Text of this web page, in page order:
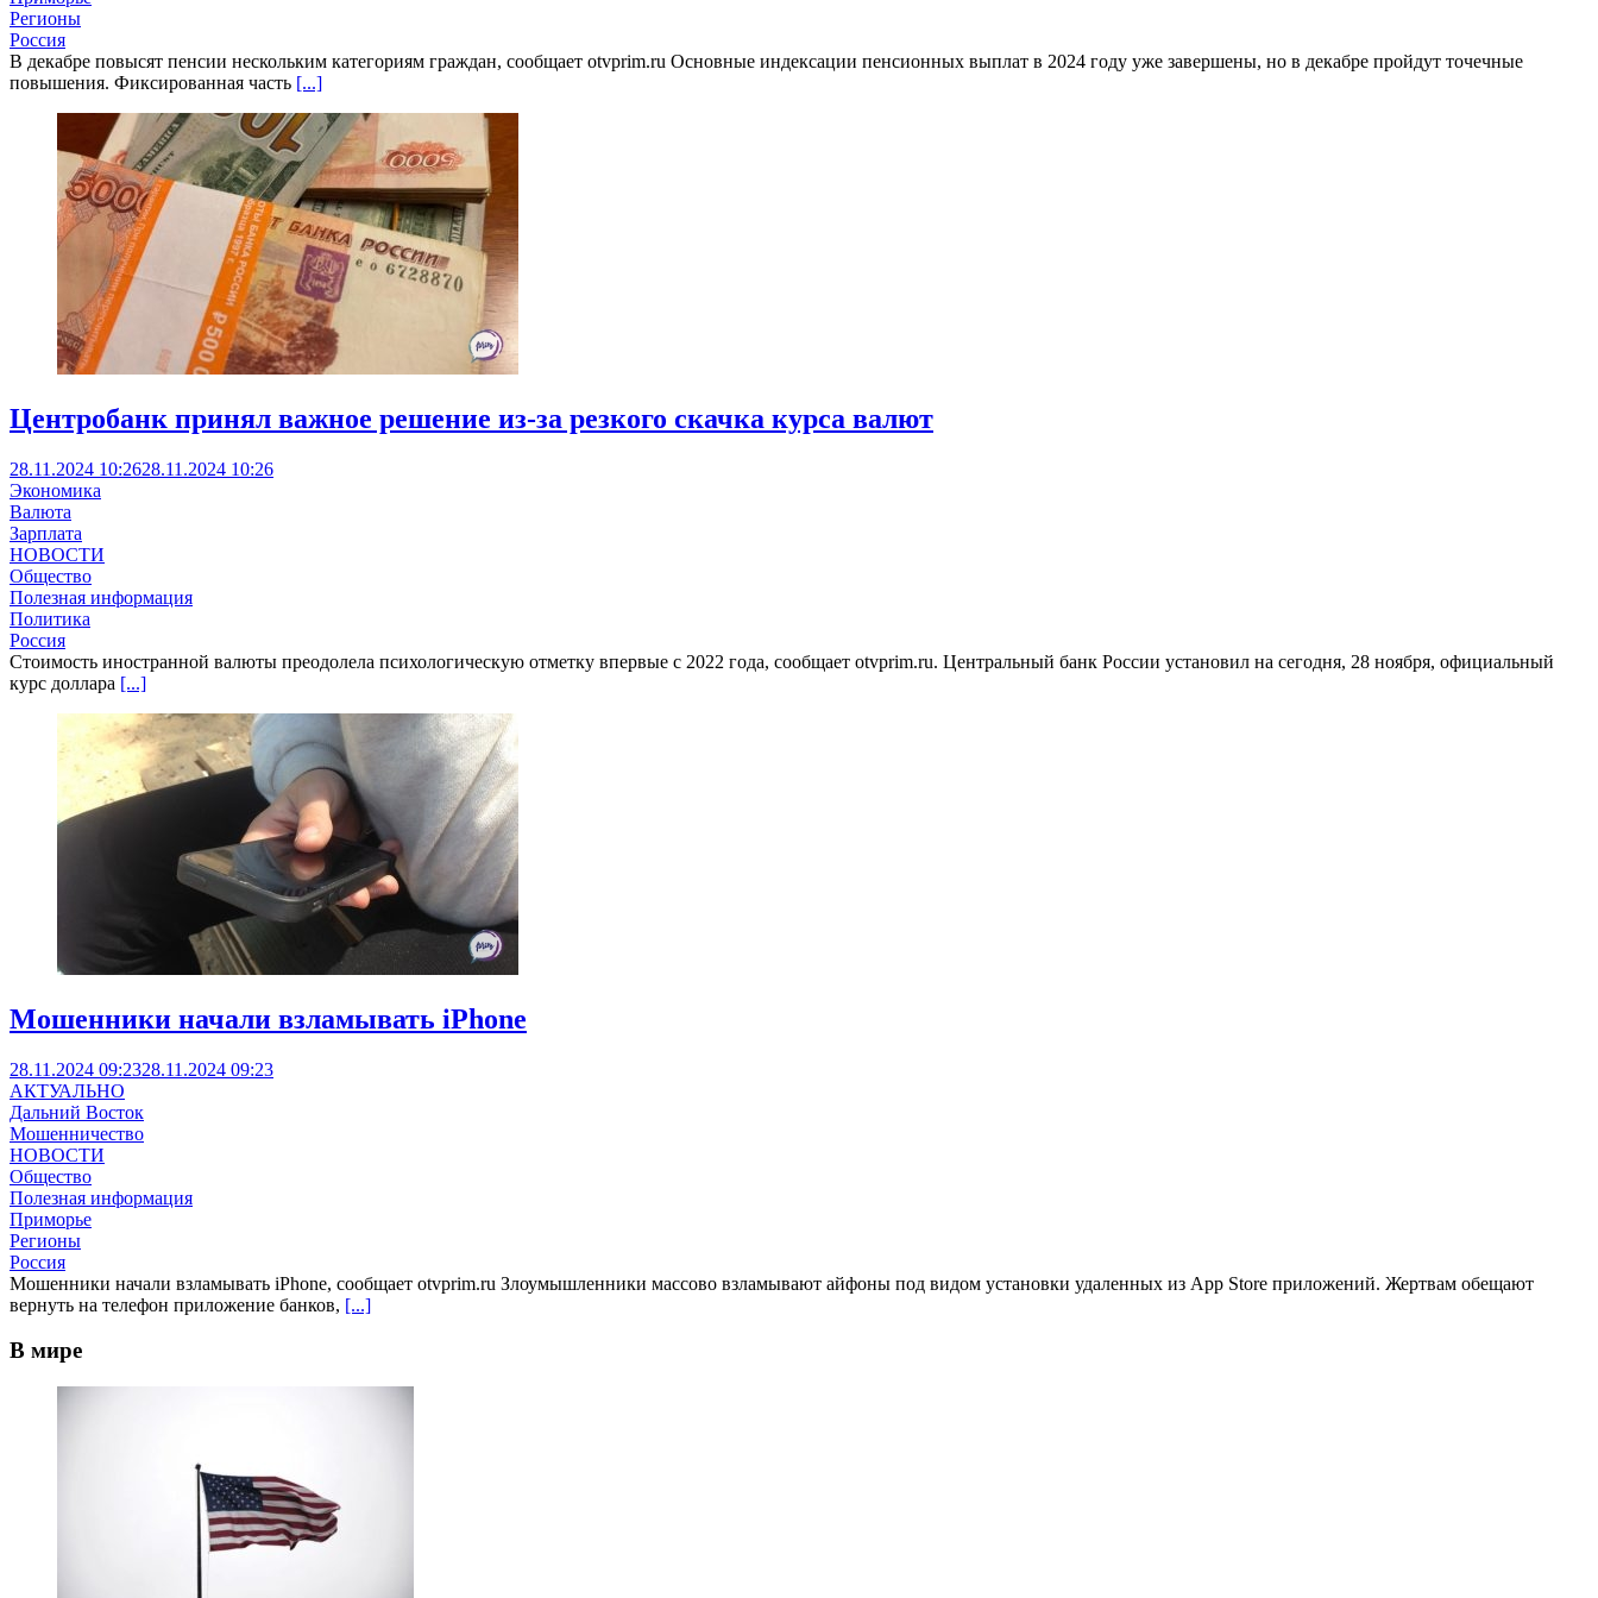
Регионы
Россия
В декабре повысят пенсии нескольким категориям граждан, сообщает otvprim.ru Основные индексации пенсионных выплат в 2024 году уже завершены, но в декабре пройдут точечные
повышения. Фиксированная часть [...]
Центробанк принял важное решение из-за резкого скачка курса валют
28.11.2024 10:2628.11.2024 10:26
Экономика
Валюта
Зарплата
НОВОСТИ
Общество
Полезная информация
Политика
Россия
Стоимость иностранной валюты преодолела психологическую отметку впервые с 2022 года, сообщает otvprim.ru. Центральный банк России установил на сегодня, 28 ноября, официальный
курс доллара [...]
Мошенники начали взламывать iPhone
28.11.2024 09:2328.11.2024 09:23
АКТУАЛЬНО
Дальний Восток
Мошенничество
НОВОСТИ
Общество
Полезная информация
Приморье
Регионы
Россия
Мошенники начали взламывать iPhone, сообщает otvprim.ru Злоумышленники массово взламывают айфоны под видом установки удаленных из App Store приложений. Жертвам обещают
вернуть на телефон приложение банков, [...]
В мире